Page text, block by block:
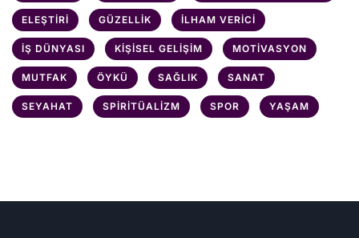
ELEŞTIRI GÜZELLIK İLHAM VERICI
İŞ DÜNYASI KIŞISEL GELIŞIM MOTIVASYON
MUTFAK ÖYKÜ SAĞLIK SANAT
SEYAHAT SPIRITÜALIZM SPOR YAŞAM